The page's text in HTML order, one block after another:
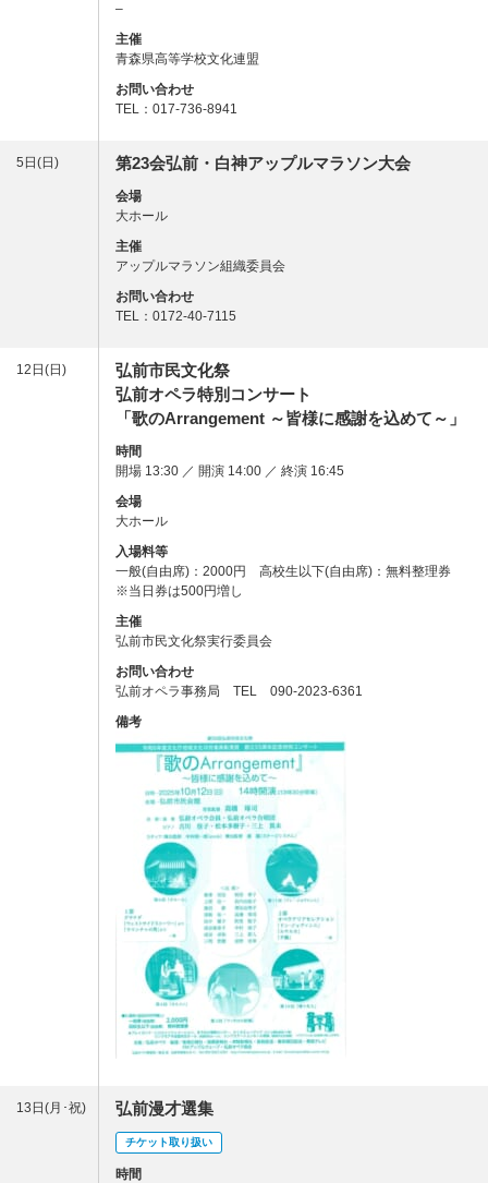
–
主催
青森県高等学校文化連盟
お問い合わせ
TEL：017-736-8941
5日(日) 第23会弘前・白神アップルマラソン大会
会場
大ホール
主催
アップルマラソン組織委員会
お問い合わせ
TEL：0172-40-7115
12日(日)
弘前市民文化祭
弘前オペラ特別コンサート
「歌のArrangement ～皆様に感謝を込めて～」
時間
開場 13:30 ／ 開演 14:00 ／ 終演 16:45
会場
大ホール
入場料等
一般(自由席)：2000円 高校生以下(自由席)：無料整理券
※当日券は500円増し
主催
弘前市民文化祭実行委員会
お問い合わせ
弘前オペラ事務局 TEL 090-2023-6361
備考
13日(月･祝) 弘前漫才選集
チケット取り扱い
時間